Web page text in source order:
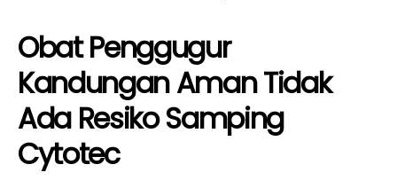
Obat Penggugur
Kandungan Aman Tidak
Ada Resiko Samping
Cytotec